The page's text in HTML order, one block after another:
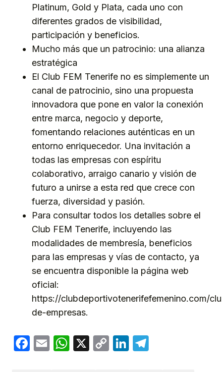
Platinum, Gold y Plata, cada uno con
diferentes grados de visibilidad,
participación y beneficios.
Mucho más que un patrocinio: una alianza
estratégica
El Club FEM Tenerife no es simplemente un
canal de patrocinio, sino una propuesta
innovadora que pone en valor la conexión
entre marca, negocio y deporte,
fomentando relaciones auténticas en un
entorno enriquecedor. Una invitación a
todas las empresas con espíritu
colaborativo, arraigo canario y visión de
futuro a unirse a esta red que crece con
fuerza, diversidad y pasión.
Para consultar todos los detalles sobre el
Club FEM Tenerife, incluyendo las
modalidades de membresía, beneficios
para las empresas y vías de contacto, уа
se encuentra disponible la página web
oficial:
https://clubdeportivotenerifefemenino.com/
de-empresas.
Facebook
EmailWhatsApp
X
CopyLinkedIn